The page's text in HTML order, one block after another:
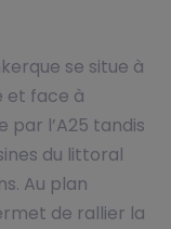
se situe à
et face à
par l’A25 tandis
du littoral
Au plan
de rallier la